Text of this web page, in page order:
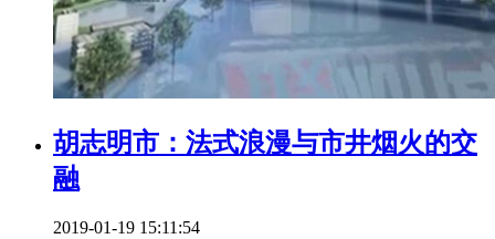
胡志明市：法式浪漫与市井烟火的交
融
2019-01-19 15:11:54